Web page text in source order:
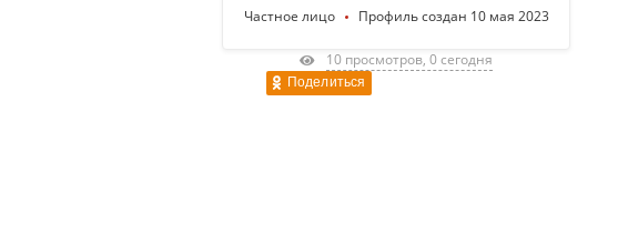
Частное лицо
Профиль создан 10 мая 2023
10 просмотров, 0 сегодня
Поделиться